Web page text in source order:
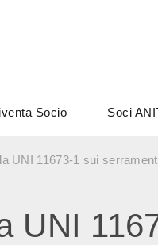
Socio Soci
UNI 11673-1 sui
UNI